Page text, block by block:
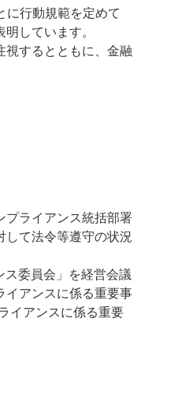
に行動規範を定めて
しています。
視するとともに、金融
プライアンス統括部署
して法令等遵守の状況
ス委員会」を経営会議
イアンスに係る重要事
イアンスに係る重要